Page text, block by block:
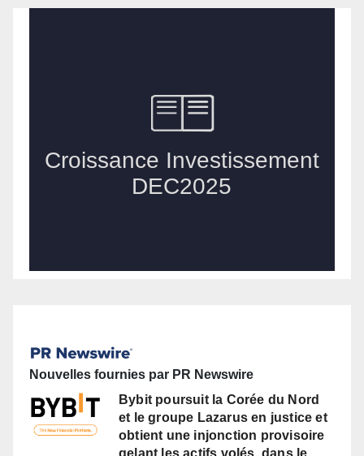
Nouvelles fournies par PR Newswire
Bybit poursuit la Corée du Nord
et le groupe Lazarus en justice et
obtient une injonction provisoire